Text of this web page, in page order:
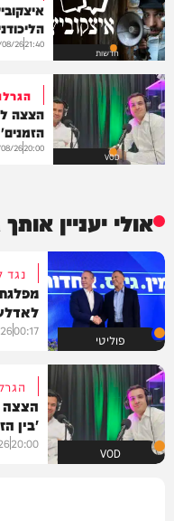
חדשות
21:40
26
VOD
הזמנים'
20:00
26
אולי יעניין
פוליטי
נגד
00:17
VOD
'בין
20:00